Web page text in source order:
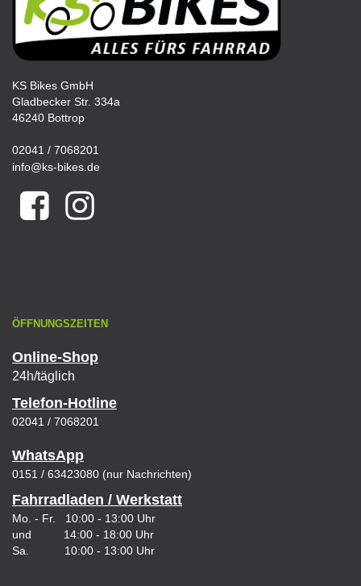
KS Bikes GmbH
Gladbecker Str. 334a
46240 Bottrop
02041 / 7068201
info@ks-bikes.de
ÖFFNUNGSZEITEN
Online-Shop
24h/täglich
Telefon-Hotline
02041 / 7068201
WhatsApp
0151 / 63423080 (nur Nachrichten)
Fahrradladen / Werkstatt
Mo. - Fr. 10:00 - 13:00 Uhr
und 14:00 - 18:00 Uhr
Sa. 10:00 - 13:00 Uhr